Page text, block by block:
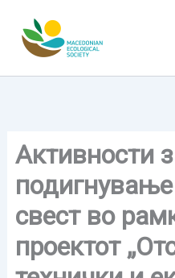
content
Aктивности
подигнување
свест во
проектот